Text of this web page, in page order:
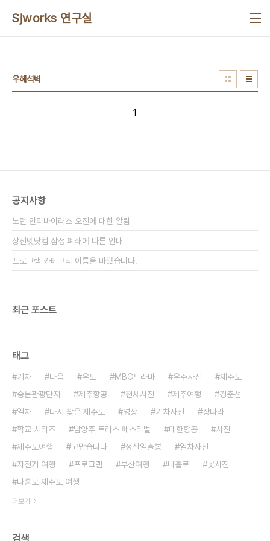
Sjworks 연구실
우해석벽
1
공지사항
노턴 안티바이러스 오진에 대한 알림
상진넷닷컴 잠정 폐쇄에 따른 안내
프로그램 카테고리 이름을 바꿨습니다.
최근 포스트
태그
기차 다음 우도 MBC드라마 우주사진
제주도
중문관광단지
제주항공 천체사진 제주여행
경춘선
열차
다시 찾은 제주도 영상 기차사진
장나라
학교 시리즈
남양주 트라스 페스티벌 대한항공
사진
제주도여행
고맙습니다 성산일출봉
열차사진
자전거 여행
프로그램 부산여행 나홀로
꽃사진
나홀로 제주도 여행
더보기
검색